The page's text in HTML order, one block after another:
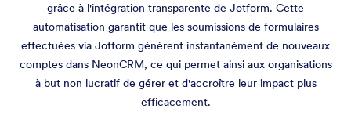
grâce à l'intégration transparente de Jotform. Cette
automatisation garantit que les soumissions de formulaires
effectuées via Jotform génèrent instantanément de nouveaux
comptes dans NeonCRM, ce qui permet ainsi aux organisations
à but non lucratif de gérer et d'accroître leur impact plus
efficacement.